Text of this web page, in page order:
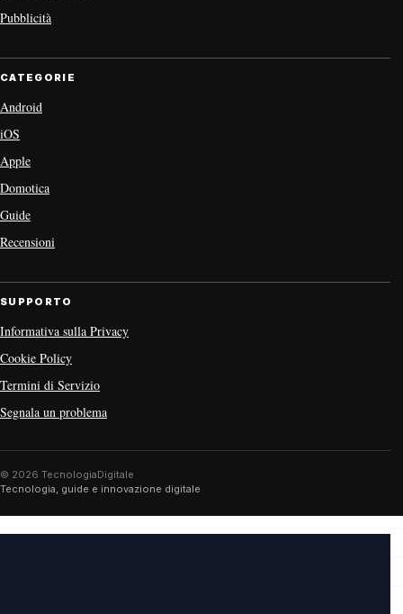
Pubblicità
CATEGORIE
Android
iOS
Apple
Domotica
Guide
Recensioni
SUPPORTO
Informativa sulla Privacy
Cookie Policy
Termini di Servizio
Segnala un problema
© 2026 TecnologiaDigitale
Tecnologia, guide e innovazione digitale